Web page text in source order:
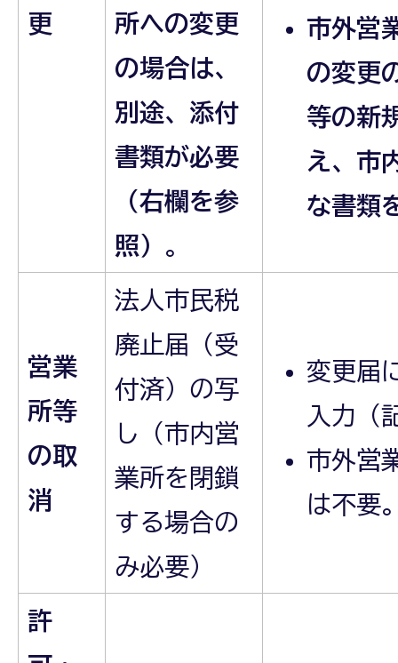
更
所への変更
の場合は、
別途、添付
書類が必要
（右欄を参
照） 。
市外営
の変更
等の新
え、市
な書類
営業
所等
の取
消
法人市民税
廃止届（受
付済）の写
し（市内営
業所を閉鎖
する場合の
み必要）
変更届
入力（
市外営
は不要
許